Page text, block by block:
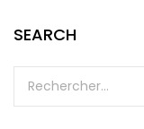
SEARCH